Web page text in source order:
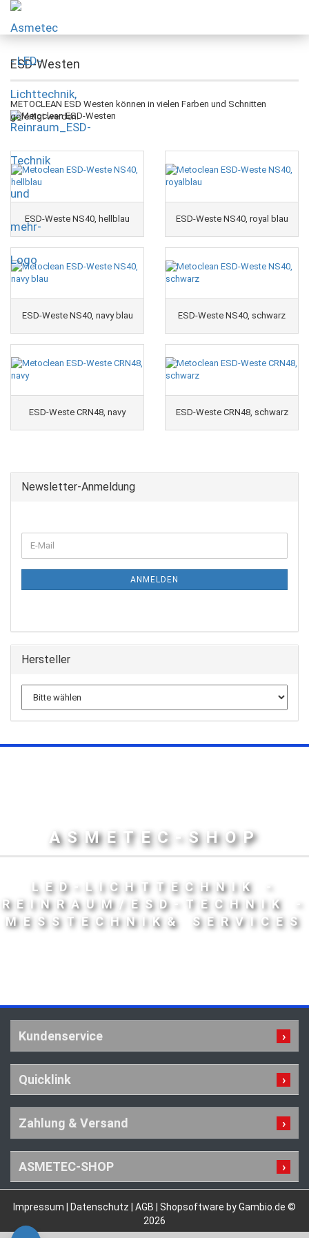
ESD-Westen
METOCLEAN ESD Westen können in vielen Farben und Schnitten
gefertigt werden.
ESD-Weste NS40, hellblau ESD-Weste NS40, royal blau
ESD-Weste NS40, navy blau ESD-Weste NS40, schwarz
ESD-Weste CRN48, navy ESD-Weste CRN48, schwarz
Newsletter-Anmeldung
ANMELDEN
Hersteller
ASMETEC-SHOP
LED-LICHTTECHNIK -
REINRAUM/ESD-TECHNIK -
MESSTECHNIK& SERVICES
Kundenservice
Quicklink
Zahlung & Versand
ASMETEC-SHOP
Impressum | Datenschutz | AGB | Shopsoftware by Gambio.de ©
2026